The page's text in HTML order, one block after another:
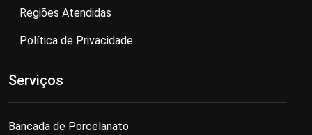
Regiões Atendidas
Política de Privacidade
Serviços
Bancada de Porcelanato